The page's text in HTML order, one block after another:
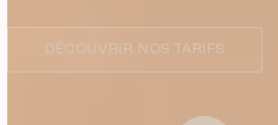
DÉCOUVRIR NOS TARIFS